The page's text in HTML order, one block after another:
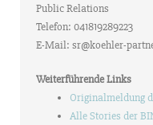
Public Relations
Telefon: 041819289223
E-Mail: sr@koehler-
Weiterführende Links
Originalmeldung
Alle Stories der